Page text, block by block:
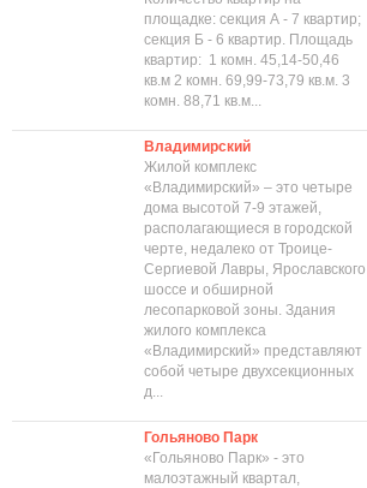
площадке: секция А - 7 квартир;
секция Б - 6 квартир. Площадь
квартир: 1 комн. 45,14-50,46
кв.м 2 комн. 69,99-73,79 кв.м. 3
комн. 88,71 кв.м...
Владимирский
Жилой комплекс
«Владимирский» – это четыре
дома высотой 7-9 этажей,
располагающиеся в городской
черте, недалеко от Троице-
Сергиевой Лавры, Ярославского
шоссе и обширной
лесопарковой зоны. Здания
жилого комплекса
«Владимирский» представляют
собой четыре двухсекционных
д...
Гольяново Парк
«Гольяново Парк» - это
малоэтажный квартал,